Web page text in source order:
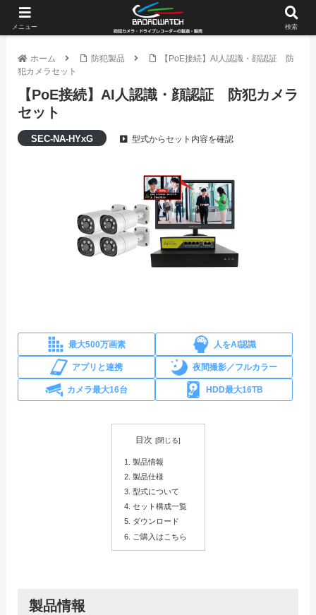
ホーム 防犯製品
【PoE接続】AI人認識・顔認証 防
犯カメラセット
【PoE接続】AI人認識・顔認証 防犯カメラ
セット
SEC-NA-HYxG 型式からセット内容を確認
最大500万画素 人をAI認識
アプリと連携 夜間撮影／フルカラー
カメラ最大16台 HDD最大16TB
目次
製品情報
製品仕様
型式について
セット構成一覧
ダウンロード
ご購入はこちら
製品情報
メニュー 検索